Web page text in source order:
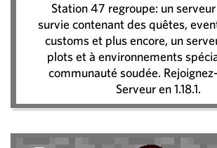
Station 47 regroupe: un
survie contenant des quêtes,
customs et plus encore, un
plots et à environnements
communauté soudée.
Serveur en 1.18.1.